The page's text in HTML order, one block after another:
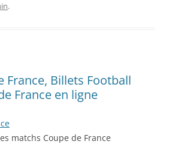
.
France, Billets Football
France en ligne
matchs Coupe de France